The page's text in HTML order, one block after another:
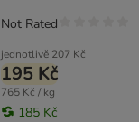
jednotlivě 207 Kč
195 Kč
765 Kč / kg
185 Kč
Not Rated